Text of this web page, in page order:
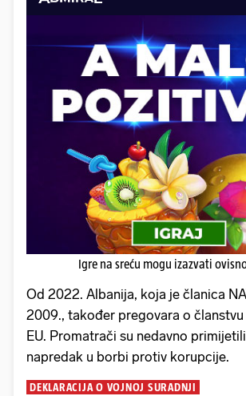
Igre na sreću mogu izazvati
Od 2022. Albanija, koja je članica
2009., također pregovara o članstvu
EU. Promatrači su nedavno
napredak u borbi protiv korupcije.
DEKLARACIJA O VOJNOJ SURADNJI